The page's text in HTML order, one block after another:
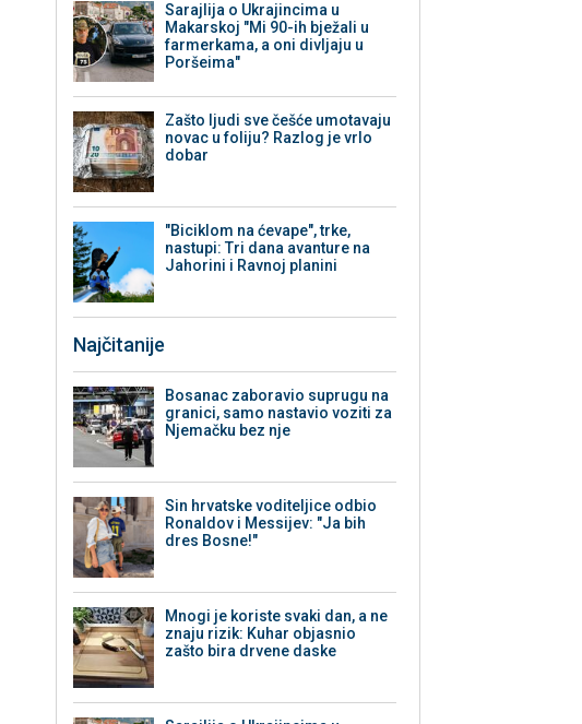
Sarajlija o Ukrajincima u
Makarskoj "Mi 90-ih bježali u
farmerkama, a oni divljaju u
Poršeima"
Zašto ljudi sve češće umotavaju
novac u foliju? Razlog je vrlo
dobar
"Biciklom na ćevape", trke,
nastupi: Tri dana avanture na
Jahorini i Ravnoj planini
Najčitanije
Bosanac zaboravio suprugu na
granici, samo nastavio voziti za
Njemačku bez nje
Sin hrvatske voditeljice odbio
Ronaldov i Messijev: "Ja bih
dres Bosne!"
Mnogi je koriste svaki dan, a ne
znaju rizik: Kuhar objasnio
zašto bira drvene daske